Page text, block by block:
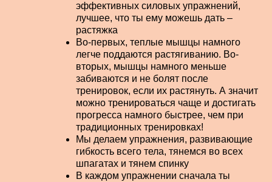
эффективных силовых упражнений,
лучшее, что ты ему можешь дать –
растяжка
Во-первых, теплые мышцы намного
легче поддаются растягиванию. Во-
вторых, мышцы намного меньше
забиваются и не болят после
тренировок, если их растянуть. А значит
можно тренироваться чаще и достигать
прогресса намного быстрее, чем при
традиционных тренировках!
Мы делаем упражнения, развивающие
гибкость всего тела, тянемся во всех
шпагатах и тянем спинку
В каждом упражнении сначала ты